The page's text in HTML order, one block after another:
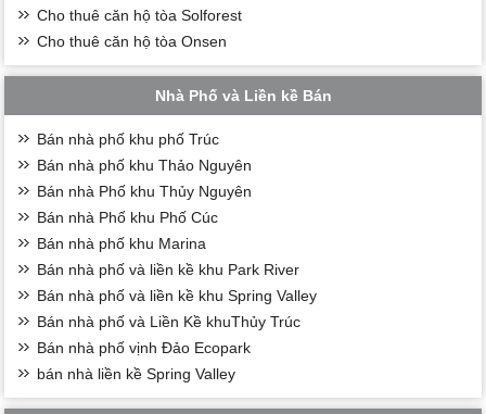
Cho thuê căn hộ tòa Solforest
Cho thuê căn hộ tòa Onsen
Nhà Phố và Liền kề Bán
Bán nhà phố khu phố Trúc
Bán nhà phố khu Thảo Nguyên
Bán nhà Phố khu Thủy Nguyên
Bán nhà Phố khu Phố Cúc
Bán nhà phố khu Marina
Bán nhà phố và liền kề khu Park River
Bán nhà phố và liền kề khu Spring Valley
Bán nhà phố và Liền Kề khuThủy Trúc
Bán nhà phố vịnh Đảo Ecopark
bán nhà liền kề Spring Valley